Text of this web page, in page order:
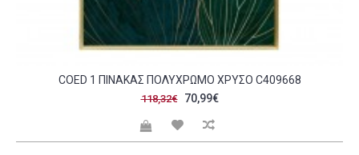
COED 1 ΠΙΝΑΚΑΣ ΠΟΛΥΧΡΩΜΟ ΧΡΥΣΟ C409668
118,32€ 70,99€